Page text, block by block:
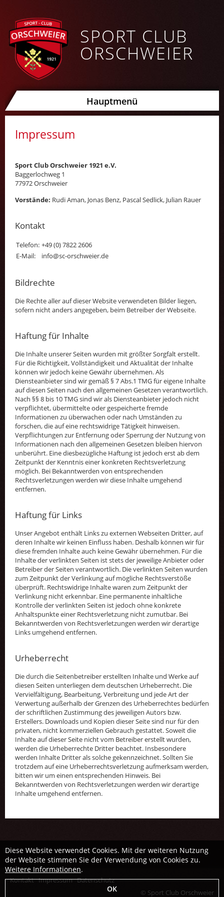
SPORT CLUB
ORSCHWEIER
Hauptmenü
Impressum
Sport Club Orschweier 1921 e.V.
Baggerlochweg 1
77972 Orschweier
Vorstände: Rudi Aman, Jonas Benz, Pascal Sedlick, Julian Rauer
Kontakt
Telefon: +49 (0) 7822 2606
E-Mail:
info@sc-orschweier.de
Bildrechte
Die Rechte aller auf dieser Website verwendeten Bilder liegen,
sofern nicht anders angegeben, beim Betreiber der Webseite.
Haftung für Inhalte
Die Inhalte unserer Seiten wurden mit größter Sorgfalt erstellt.
Für die Richtigkeit, Vollständigkeit und Aktualität der Inhalte
können wir jedoch keine Gewähr übernehmen. Als
Diensteanbieter sind wir gemäß § 7 Abs.1 TMG für eigene Inhalte
auf diesen Seiten nach den allgemeinen Gesetzen verantwortlich.
Nach §§ 8 bis 10 TMG sind wir als Diensteanbieter jedoch nicht
verpflichtet, übermittelte oder gespeicherte fremde
Informationen zu überwachen oder nach Umständen zu
forschen, die auf eine rechtswidrige Tätigkeit hinweisen.
Verpflichtungen zur Entfernung oder Sperrung der Nutzung von
Informationen nach den allgemeinen Gesetzen bleiben hiervon
unberührt. Eine diesbezügliche Haftung ist jedoch erst ab dem
Zeitpunkt der Kenntnis einer konkreten Rechtsverletzung
möglich. Bei Bekanntwerden von entsprechenden
Rechtsverletzungen werden wir diese Inhalte umgehend
entfernen.
Haftung für Links
Unser Angebot enthält Links zu externen Webseiten Dritter, auf
deren Inhalte wir keinen Einfluss haben. Deshalb können wir für
diese fremden Inhalte auch keine Gewähr übernehmen. Für die
Inhalte der verlinkten Seiten ist stets der jeweilige Anbieter oder
Betreiber der Seiten verantwortlich. Die verlinkten Seiten wurden
zum Zeitpunkt der Verlinkung auf mögliche Rechtsverstöße
überprüft. Rechtswidrige Inhalte waren zum Zeitpunkt der
Verlinkung nicht erkennbar. Eine permanente inhaltliche
Kontrolle der verlinkten Seiten ist jedoch ohne konkrete
Anhaltspunkte einer Rechtsverletzung nicht zumutbar. Bei
Bekanntwerden von Rechtsverletzungen werden wir derartige
Links umgehend entfernen.
Urheberrecht
Die durch die Seitenbetreiber erstellten Inhalte und Werke auf
diesen Seiten unterliegen dem deutschen Urheberrecht. Die
Vervielfältigung, Bearbeitung, Verbreitung und jede Art der
Verwertung außerhalb der Grenzen des Urheberrechtes bedürfen
der schriftlichen Zustimmung des jeweiligen Autors bzw.
Erstellers. Downloads und Kopien dieser Seite sind nur für den
privaten, nicht kommerziellen Gebrauch gestattet. Soweit die
Inhalte auf dieser Seite nicht vom Betreiber erstellt wurden,
werden die Urheberrechte Dritter beachtet. Insbesondere
werden Inhalte Dritter als solche gekennzeichnet. Sollten Sie
trotzdem auf eine Urheberrechtsverletzung aufmerksam werden,
bitten wir um einen entsprechenden Hinweis. Bei
Bekanntwerden von Rechtsverletzungen werden wir derartige
Inhalte umgehend entfernen.
Kontakt Impressum Datenschutz
© Sport Club Orschweier
Diese Website verwendet Cookies. Mit der weiteren Nutzung
der Website stimmen Sie der Verwendung von Cookies zu.
Weitere Informationen.
OK